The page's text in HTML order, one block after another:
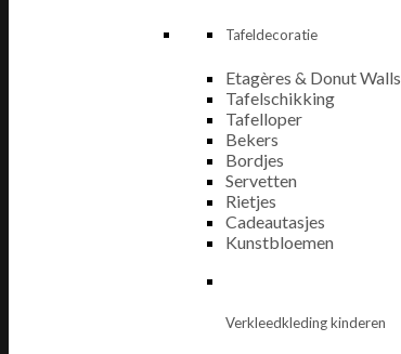
Tafeldecoratie
Etagères & Donut Walls
Tafelschikking
Tafelloper
Bekers
Bordjes
Servetten
Rietjes
Cadeautasjes
Kunstbloemen
Verkleedkleding kinderen